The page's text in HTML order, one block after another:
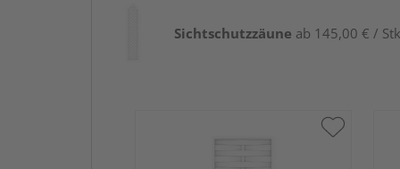
Sichtschutzzäune ab 145,00 € /